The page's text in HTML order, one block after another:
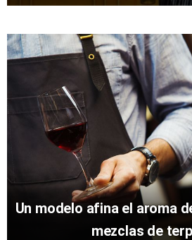
Un modelo afina el aroma
mezclas de